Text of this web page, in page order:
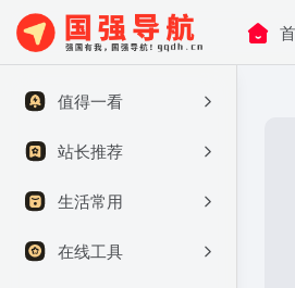
值得一看
站长推荐
生活常用
在线工具